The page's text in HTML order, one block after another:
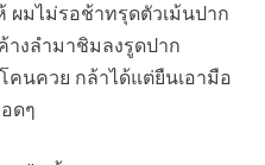
ผมไม่รอช้าทรุดตัวเม้นปาก
างลำมาชิมลงรูดปาก
นควย กล้าได้แต่ยืนเอามือ
ดๆ